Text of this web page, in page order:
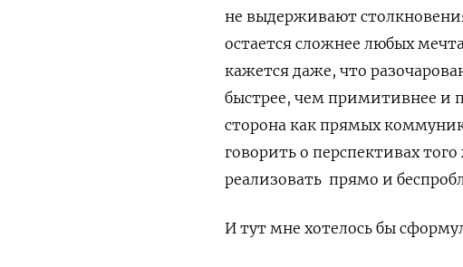
не выдерживают
остается сложнее любых
кажется даже, что
быстрее, чем примитивнее и
сторона как прямых
говорить о перспективах
реализовать прямо и
И тут мне хотелось бы